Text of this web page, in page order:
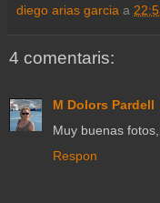
diego arias garcia a
4 comentaris:
M Dolors Pardell
Muy buenas
Respon